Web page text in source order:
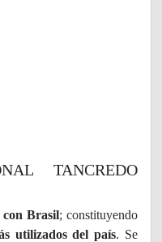
TANCREDO
Brasil; constituyendo
utilizados del país. Se